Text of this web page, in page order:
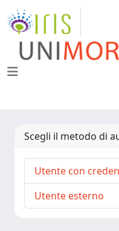
Scegli il metodo di
Utente con
Utente esterno